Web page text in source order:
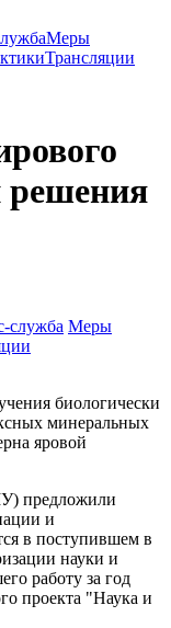
Меры
Трансляции
решения
служба Меры
биологически
минеральных
яровой
предложили
и
в поступившем в
науки и
работу за год
проекта "Наука и